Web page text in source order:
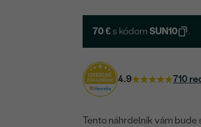
70 € s kódomSUN10 .
4.9 710
Tento náhrdelník vám bude